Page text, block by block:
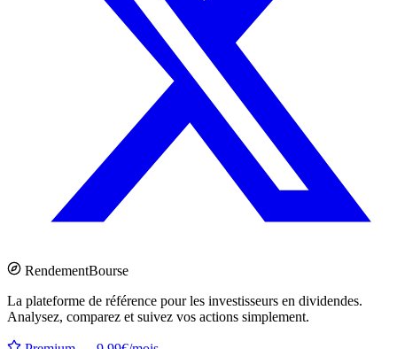
RendementBourse
La plateforme de référence pour les investisseurs en dividendes.
Analysez, comparez et suivez vos actions simplement.